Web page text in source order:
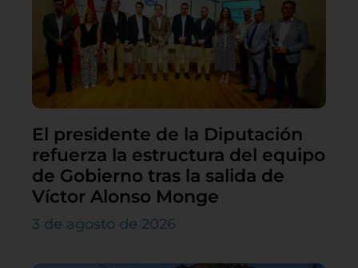
El presidente de la Diputación
refuerza la estructura del equipo
de Gobierno tras la salida de
Víctor Alonso Monge
3 de agosto de 2026